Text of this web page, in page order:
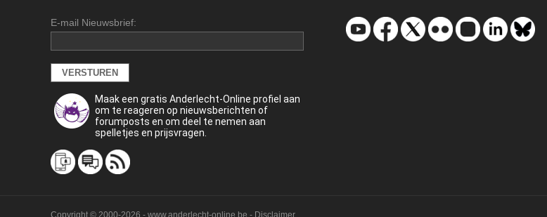
E-mail Nieuwsbrief:
Maak een gratis Anderlecht-Online profiel aan
om te reageren op nieuwsberichten of
forumposts en om deel te nemen aan
spelletjes en prijsvragen.
Copyright © 2000-2026 - www.anderlecht-online.be - Disclaimer